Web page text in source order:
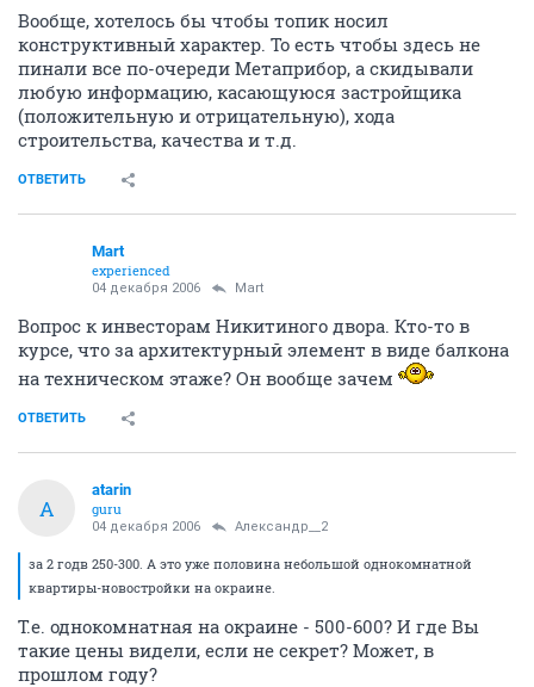
Вообще, хотелось бы чтобы топик носил
конструктивный характер. То есть чтобы здесь не
пинали все по-очереди Метаприбор, а скидывали
любую информацию, касающуюся застройщика
(положительную и отрицательную), хода
строительства, качества и т.д.
ОТВЕТИТЬ
Mart
experienced
04 декабря 2006 Mart
Вопрос к инвесторам Никитиного двора. Кто-то в
курсе, что за архитектурный элемент в виде балкона
на техническом этаже? Он вообще зачем
ОТВЕТИТЬ
A
atarin
guru
04 декабря 2006 Александр__2
за 2 годв 250-300. А это уже половина небольшой однокомнатной
квартиры-новостройки на окраине.
Т.е. однокомнатная на окраине - 500-600? И где Вы
такие цены видели, если не секрет? Может, в
прошлом году?